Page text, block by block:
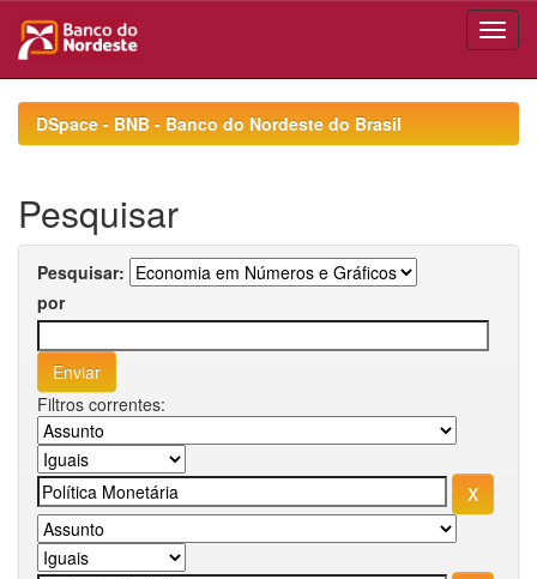
navigationDSpace - BNB - Banco do Nordeste do Brasil
Pesquisar
Pesquisar:
por
Filtros correntes: